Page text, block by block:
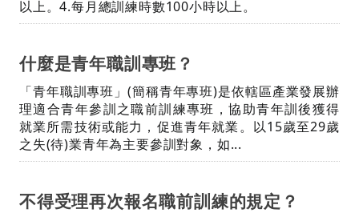
以上。4.每月總訓練時數100小時以上。
什麼是青年職訓專班？
「青年職訓專班」(簡稱青年專班)是依轄區產業發展辦
理適合青年參訓之職前訓練專班，協助青年訓後獲得
就業所需技術或能力，促進青年就業。以15歲至29歲
之失(待)業青年為主要參訓對象，如...
不得受理再次報名職前訓練的規定？